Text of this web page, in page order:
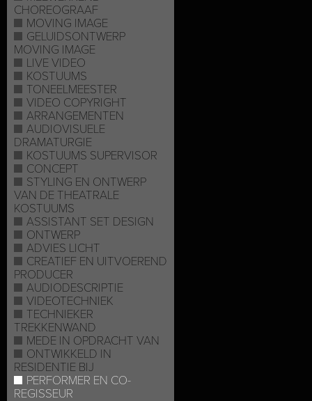
CHOREOGRAAF
MOVING IMAGE
GELUIDSONTWERP
MOVING IMAGE
LIVE VIDEO
KOSTUUMS
TONEELMEESTER
VIDEO COPYRIGHT
ARRANGEMENTEN
AUDIOVISUELE
DRAMATURGIE
KOSTUUMS SUPERVISOR
CONCEPT
STYLING EN ONTWERP
VAN DE THEATRALE
KOSTUUMS
ASSISTANT SET DESIGN
ONTWERP
ADVIES LICHT
CREATIEF EN UITVOEREND
PRODUCER
AUDIODESCRIPTIE
VIDEOTECHNIEK
TECHNIEKER
TREKKENWAND
MEDE IN OPDRACHT VAN
ONTWIKKELD IN
RESIDENTIE BIJ
PERFORMER EN CO-
REGISSEUR